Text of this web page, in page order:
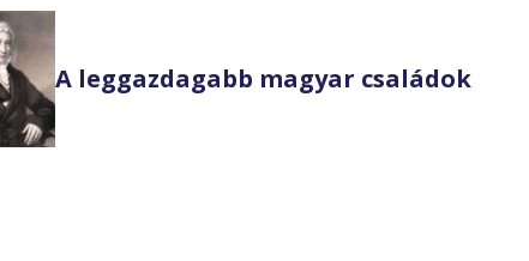
A leggazdagabb magyar családok